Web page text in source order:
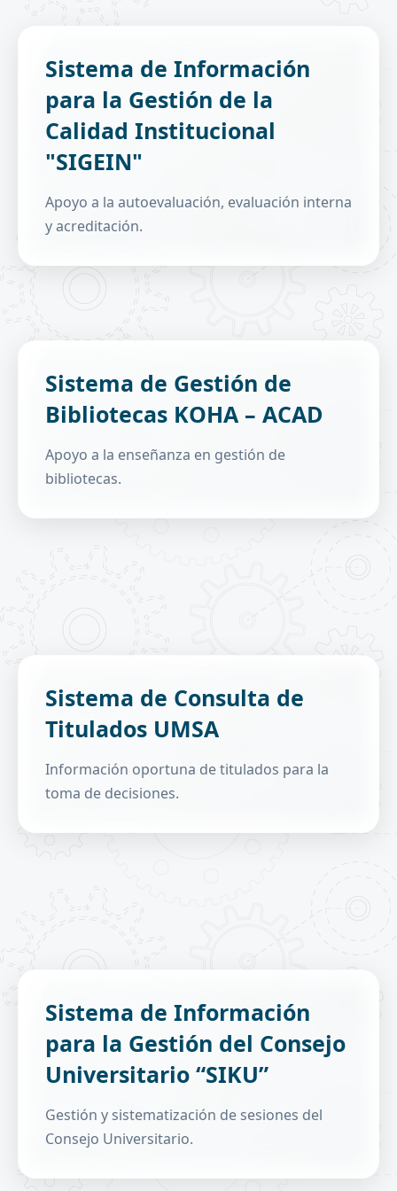
Sistema de Información
para la Gestión de la
Calidad Institucional
"SIGEIN"
Apoyo a la autoevaluación, evaluación interna
y acreditación.
Apoya la toma de decisiones y los procesos de
calidad de las unidades académicas.
Gestión de indicadores.
Procesos de autoevaluación y acreditación.
Encuestas de evaluación interna.
Gestión de cuentas, accesos y reportes.
Sistema de Gestión de
Bibliotecas KOHA – ACAD
Apoyo a la enseñanza en gestión de
bibliotecas.
Formación profesional para la Carrera de Ciencias
de la Información.
Catalogación de material y autoridades.
Sistema de Consulta de
Titulados UMSA
Información oportuna de titulados para la
toma de decisiones.
Estadísticas y consulta de titulados de pre y
postgrado.
Estadísticas de títulos de pre y postgrado.
Sistema de Información
para la Gestión del Consejo
Universitario “SIKU”
Gestión y sistematización de sesiones del
Consejo Universitario.
Registro y seguimiento de temas tratados en
consejos universitarios.
Gestión de procesos y sesiones de consejo.
Carpetas y actas por sesión.
Consulta, seguimiento y publicaciones.
Gestión de miembros y accesos.